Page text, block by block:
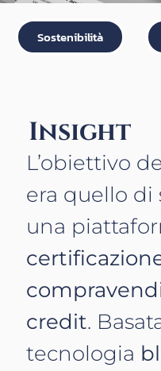
Sostenibilità
Insight
L’obiettivo
era quello di
una
credit.
tecnologia